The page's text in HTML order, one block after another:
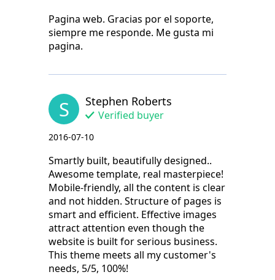
Pagina web. Gracias por el soporte,
siempre me responde. Me gusta mi
pagina.
S Stephen Roberts
Verified buyer
2016-07-10
Smartly built, beautifully designed..
Awesome template, real masterpiece!
Mobile-friendly, all the content is clear
and not hidden. Structure of pages is
smart and efficient. Effective images
attract attention even though the
website is built for serious business.
This theme meets all my customer's
needs, 5/5, 100%!